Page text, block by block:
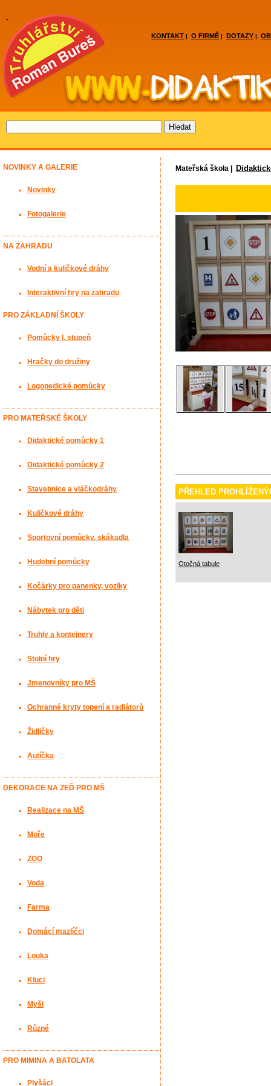
KONTAKT | O FIRMĚ | DOTAZY |
Mateřská škola |
PŘEHLED
Otočná tabule
NOVINKY A GALERIE
Novinky
Fotogalerie
NA ZAHRADU
Vodní a kuličkové dráhy
Interaktivní hry na zahradu
PRO ZÁKLADNÍ ŠKOLY
Pomůcky I. stupeň
Hračky do družiny
Logopedické pomůcky
PRO MATEŘSKÉ ŠKOLY
Didaktické pomůcky 1
Didaktické pomůcky 2
Stavebnice a vláčkodráhy
Kuličkové dráhy
Sportovní pomůcky, skákadla
Hudební pomůcky
Kočárky pro panenky, vozíky
Nábytek pro děti
Truhly a kontejnery
Stolní hry
Jmenovníky pro MŠ
Ochranné kryty topení a radiátorů
Židličky
Autíčka
DEKORACE NA ZEĎ PRO MŠ
Realizace na MŠ
Moře
ZOO
Voda
Farma
Domácí mazlíčci
Louka
Kluci
Myši
Různé
PRO MIMINA A BATOLATA
Plyšáci